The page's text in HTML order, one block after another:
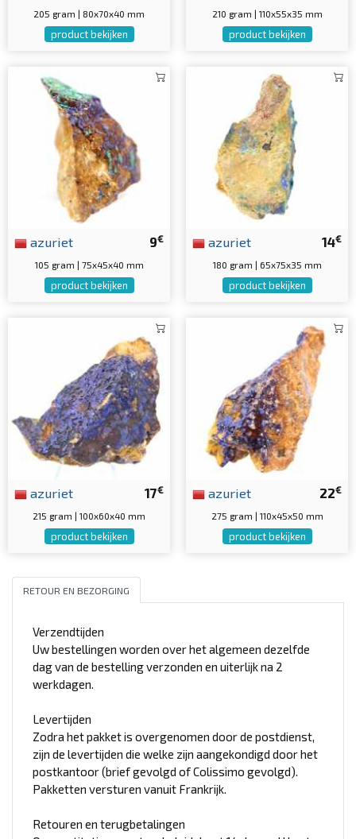
205 gram | 80x70x40 mm
product bekijken
210 gram | 110x55x35 mm
product bekijken
9€
azuriet
105 gram | 75x45x40 mm
product bekijken
14€
azuriet
180 gram | 65x75x35 mm
product bekijken
17€
azuriet
215 gram | 100x60x40 mm
product bekijken
22€
azuriet
275 gram | 110x45x50 mm
product bekijken
RETOUR EN BEZORGING
Verzendtijden
Uw bestellingen worden over het algemeen dezelfde
dag van de bestelling verzonden en uiterlijk na 2
werkdagen.
Levertijden
Zodra het pakket is overgenomen door de postdienst,
zijn de levertijden die welke zijn aangekondigd door het
postkantoor (brief gevolgd of Colissimo gevolgd).
Pakketten versturen vanuit Frankrijk.
Retouren en terugbetalingen